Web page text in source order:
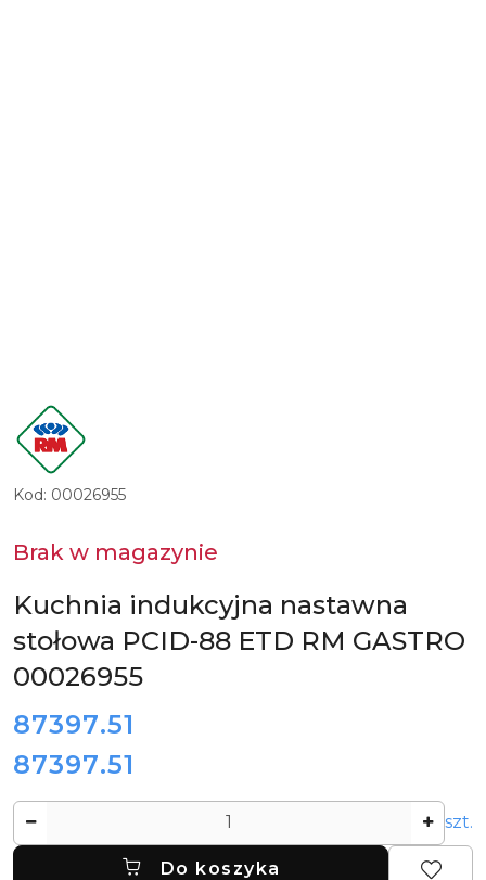
LOGO
PRODUCENTA
RM
GASTRO
Kod: 00026955
Brak w magazynie
Kuchnia indukcyjna nastawna
stołowa PCID-88 ETD RM GASTRO
00026955
cena:
87397.51
Cena:
87397.51
szt.
Do koszyka